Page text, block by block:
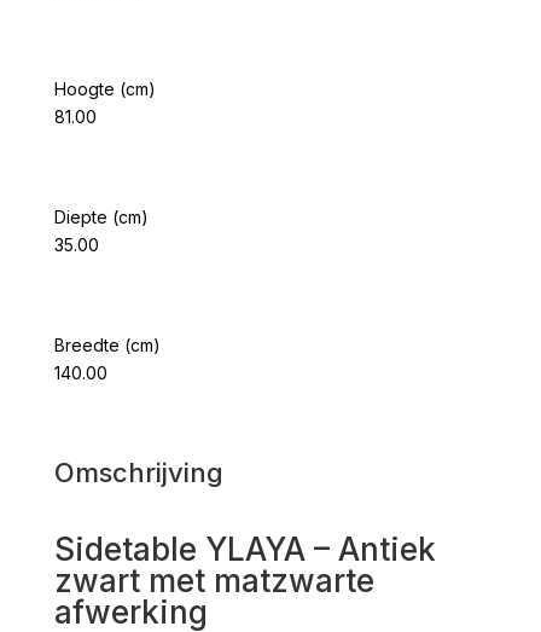
Hoogte (cm)
81.00
Diepte (cm)
35.00
Breedte (cm)
140.00
Omschrijving
Sidetable YLAYA – Antiek
zwart met matzwarte
afwerking